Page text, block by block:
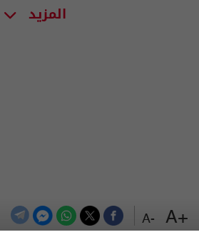
+A
-A
المزيد